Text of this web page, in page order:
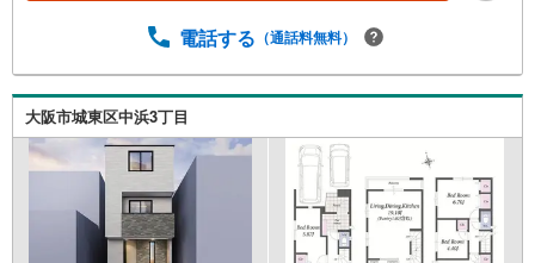
ます。 ・プロならではのアドバイス 「最適な銀行は？」
大活用まで、家計を守る具体的なプランをご提案「自分ら
しい家」と「安心できる将来」どちらもフロンティアで叶
えませんか？当日の現地見学・FP相談も受付中です
電話する （通話料無料）
大阪市城東区中浜3丁目